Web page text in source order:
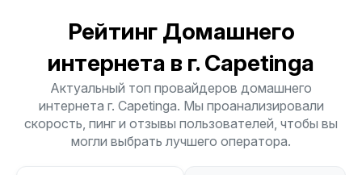
Рейтинг Домашнего
интернета в г. Capetinga
Актуальный топ провайдеров домашнего
интернета г. Capetinga. Мы проанализировали
скорость, пинг и отзывы пользователей, чтобы вы
могли выбрать лучшего оператора.